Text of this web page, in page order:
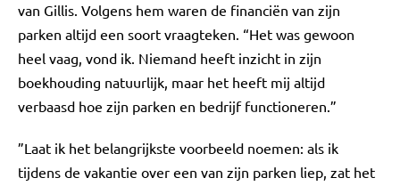
van Gillis. Volgens hem waren de financiën van zijn
parken altijd een soort vraagteken. “Het was gewoon
heel vaag, vond ik. Niemand heeft inzicht in zijn
boekhouding natuurlijk, maar het heeft mij altijd
verbaasd hoe zijn parken en bedrijf functioneren.”
”Laat ik het belangrijkste voorbeeld noemen: als ik
tijdens de vakantie over een van zijn parken liep, zat het